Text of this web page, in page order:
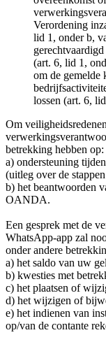
Verordening
lid 1, onder b,
(art. 6, lid 1,
om de gemelde
lossen (art. 6,
Om
betrekking hebben op:
a) ondersteuning
(uitleg over de
b) het beantwoorden
OANDA.
Een gesprek met de
WhatsApp-app zal
onder andere
a) het saldo van uw
b) kwesties met
c) het plaatsen of
d) het wijzigen of
e) het indienen van
op/van de contante